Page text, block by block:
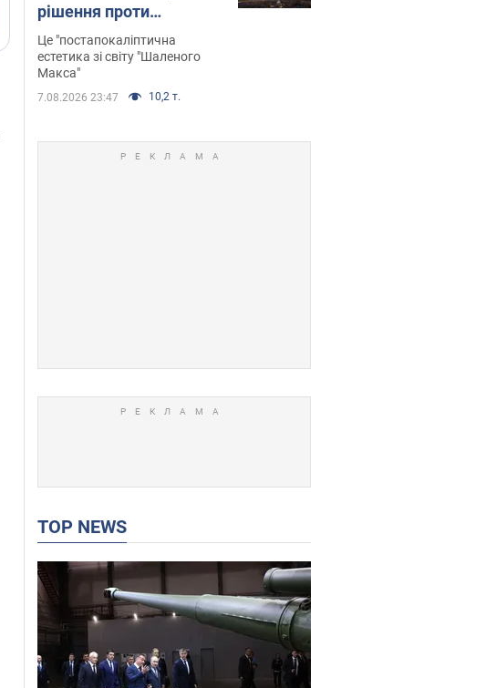
рішення проти
російських FPV-дронів.
Фото
Це "постапокаліптична
естетика зі світу "Шаленого
Макса"
7.08.2026 23:47 10,2 т.
TOP NEWS